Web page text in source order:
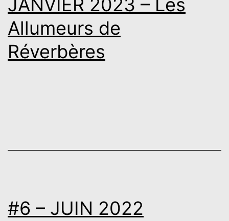
JANVIER 2023 – Les
Allumeurs de
Réverbères
#6 – JUIN 2022